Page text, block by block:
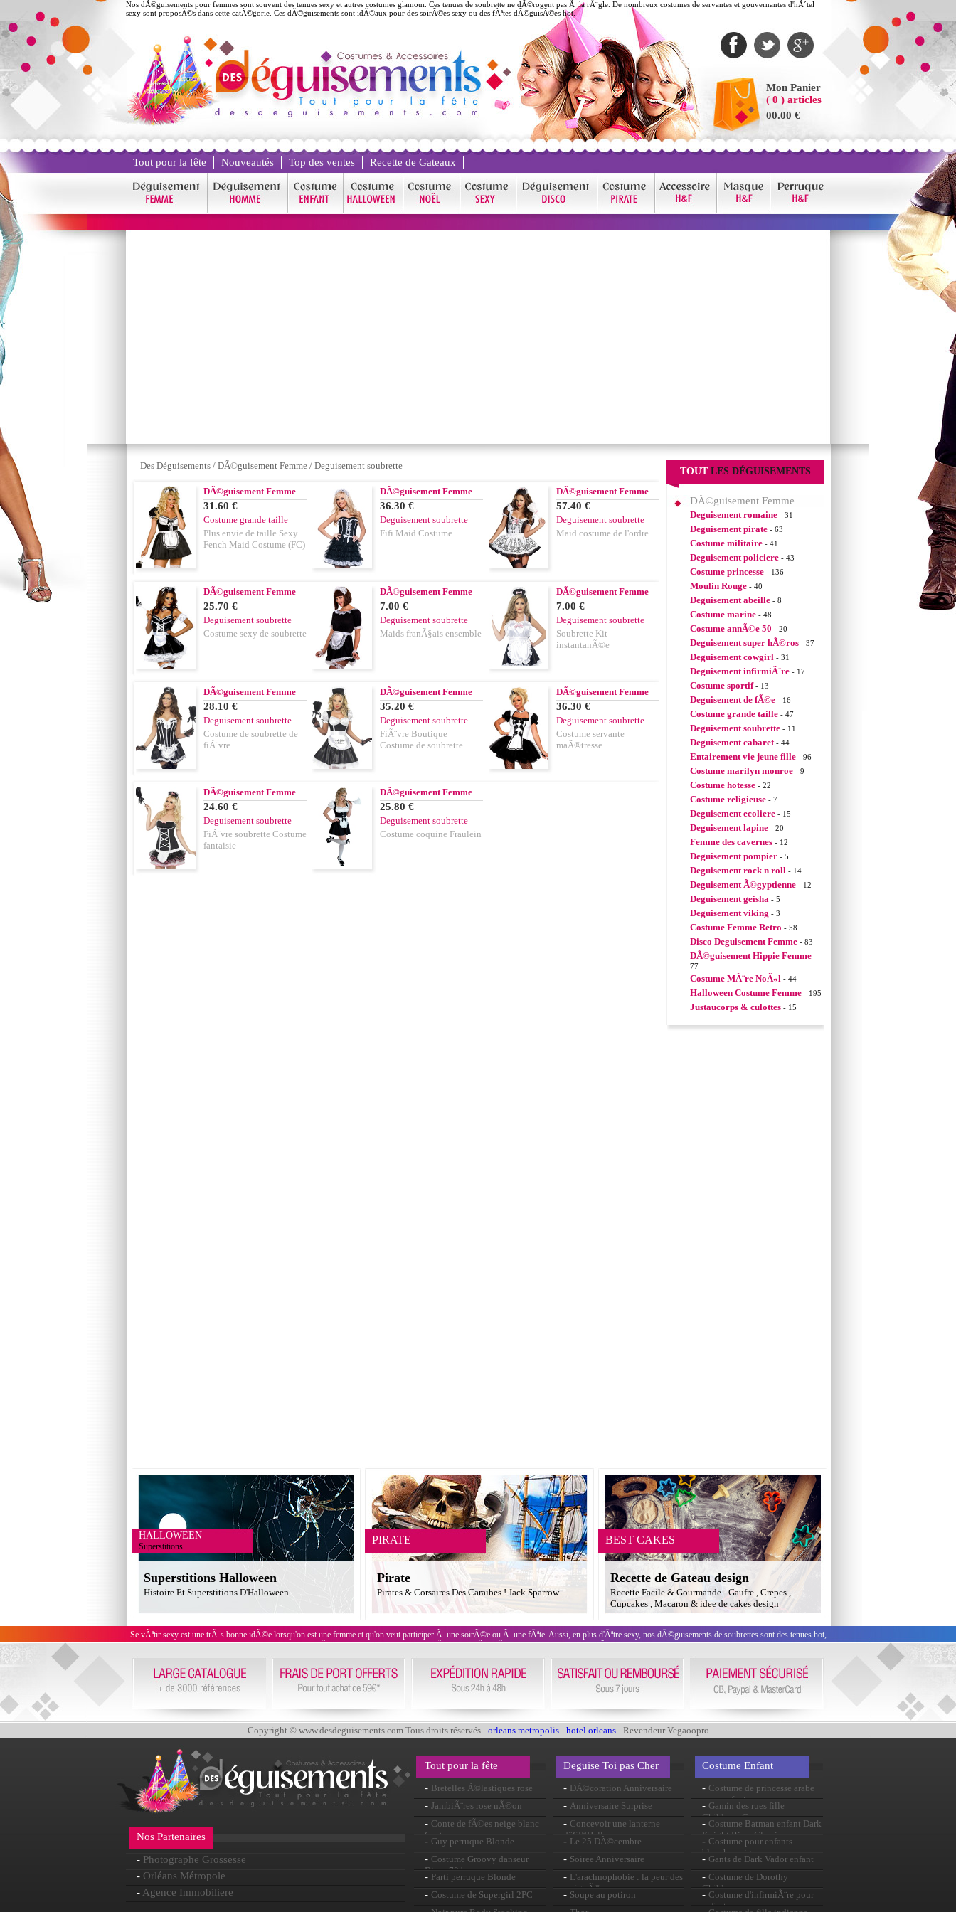
Nos dÃ©guisements pour femmes sont souvent des tenues sexy et autres costumes glamour. Ces tenues de soubrette ne dÃ©rogent pas Ã la rÃ¨gle. De nombreux costumes de servantes et gouvernantes d'hÃ´tel
sexy sont proposÃ©s dans cette catÃ©gorie. Ces dÃ©guisements sont idÃ©aux pour des soirÃ©es sexy ou des fÃªtes dÃ©guisÃ©es hot.
Mon Panier
( 0 ) articles
00.00 €
Tout pour la fête Nouveautés Top des ventes Recette de Gateaux
Des Déguisements / DÃ©guisement Femme / Deguisement soubrette
DÃ©guisement Femme
31.60 €
Costume grande taille
Plus envie de taille Sexy
Fench Maid Costume (FC)
DÃ©guisement Femme
36.30 €
Deguisement soubrette
Fifi Maid Costume
DÃ©guisement Femme
57.40 €
Deguisement soubrette
Maid costume de l'ordre
DÃ©guisement Femme
25.70 €
Deguisement soubrette
Costume sexy de soubrette
DÃ©guisement Femme
7.00 €
Deguisement soubrette
Maids franÃ§ais ensemble
DÃ©guisement Femme
7.00 €
Deguisement soubrette
Soubrette Kit
instantanÃ©e
DÃ©guisement Femme
28.10 €
Deguisement soubrette
Costume de soubrette de
fiÃ¨vre
DÃ©guisement Femme
35.20 €
Deguisement soubrette
FiÃ¨vre Boutique
Costume de soubrette
DÃ©guisement Femme
36.30 €
Deguisement soubrette
Costume servante
maÃ®tresse
DÃ©guisement Femme
24.60 €
Deguisement soubrette
FiÃ¨vre soubrette Costume
fantaisie
DÃ©guisement Femme
25.80 €
Deguisement soubrette
Costume coquine Fraulein
TOUT LES DÉGUISEMENTS
DÃ©guisement Femme
Deguisement romaine - 31
Deguisement pirate - 63
Costume militaire - 41
Deguisement policiere - 43
Costume princesse - 136
Moulin Rouge - 40
Deguisement abeille - 8
Costume marine - 48
Costume annÃ©e 50 - 20
Deguisement super hÃ©ros - 37
Deguisement cowgirl - 31
Deguisement infirmiÃ¨re - 17
Costume sportif- 13
Deguisement de fÃ©e - 16
Costume grande taille - 47
Deguisement soubrette - 11
Deguisement cabaret - 44
Entairement vie jeune fille - 96
Costume marilyn monroe - 9
Costume hotesse - 22
Costume religieuse - 7
Deguisement ecoliere - 15
Deguisement lapine - 20
Femme des cavernes - 12
Deguisement pompier - 5
Deguisement rock n roll - 14
Deguisement Ã©gyptienne - 12
Deguisement geisha - 5
Deguisement viking - 3
Costume Femme Retro - 58
Disco Deguisement Femme - 83
DÃ©guisement Hippie Femme -
77
Costume MÃ¨re NoÃ«l - 44
Halloween Costume Femme - 195
Justaucorps & culottes - 15
HALLOWEEN
Superstitions
Superstitions Halloween
Histoire Et Superstitions D'Halloween
PIRATE
Pirate
Pirates & Corsaires Des Caraibes ! Jack Sparrow
BEST CAKES
Recette de Gateau design
Recette Facile & Gourmande - Gaufre , Crepes ,
Cupcakes , Macaron & idee de cakes design
Se vÃªtir sexy est une trÃ¨s bonne idÃ©e lorsqu'on est une femme et qu'on veut participer Ã une soirÃ©e ou Ã une fÃªte. Aussi, en plus d'Ãªtre sexy, nos dÃ©guisements de soubrettes sont des tenues hot,
Ã©rotiques. Faites monter la tempÃ©rature grÃ¢ce Ã nos tenues de servantes d'hÃ´tel sexy.
Copyright © www.desdeguisements.com Tous droits réservés - orleans metropolis- hotel orleans- Revendeur Vegaoopro
Nos Partenaires
- Photographe Grossesse
- Orléans Métropole
- Agence Immobiliere
Tout pour la fête
- Bretelles Ã©lastiques rose
- JambiÃ¨res rose nÃ©on
- Conte de fÃ©es neige blanc
Costume
- Guy perruque Blonde
- Costume Groovy danseur
Disco 70 ' s
- Parti perruque Blonde
- Costume de Supergirl 2PC
Deguise Toi pas Cher
- DÃ©coration Anniversaire
- Anniversaire Surprise
- Concevoir une lanterne
dâ€™Halloween
- Le 25 DÃ©cembre
- Soiree Anniversaire
- L'arachnophobie : la peur des
araignÃ©es
- Soupe au potiron
Costume Enfant
- Costume de princesse arabe
pour enfants
- Gamin des rues fille
Childrens Costume
- Costume Batman enfant Dark
Knight Rises Classic
- Costume pour enfants
blanche neige
- Gants de Dark Vador enfant
- Costume de Dorothy
Childrens
- Costume d'infirmiÃ¨re pour
enfants